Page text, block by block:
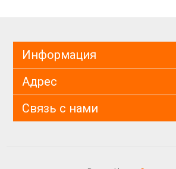
Информация
Адрес
Связь с нами